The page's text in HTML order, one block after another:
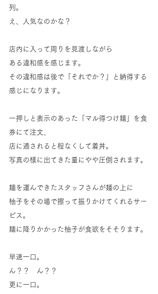
列。
え、人気なのかな？
店内に入って周りを見渡しながら
ある違和感を感じます。
その違和感は後で「それでか？」と納得する
感じになります。
一押しと表示のあった「マル得つけ麺」を食
券にて注文、
店に通されると程なくして着丼。
写真の様に出てきた量にやや圧倒されます。
麺を運んできたスタッフさんが麺の上に
柚子をその場で擦って振りかけてくれるサー
ビス。
麺に降りかかった柚子が食欲をそそります。
早速一口。
ん？？　ん？？
更に一口。